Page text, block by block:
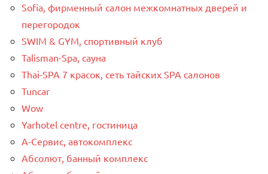
Sofia, фирменный салон межкомнатных дверей и
перегородок
SWIM & GYM, спортивный клуб
Talisman-Spa, сауна
Thai-SPA 7 красок, сеть тайских SPA салонов
Tuncar
Wow
Yarhotel centre, гостиница
А-Сервис, автокомплекс
Абсолют, банный комплекс